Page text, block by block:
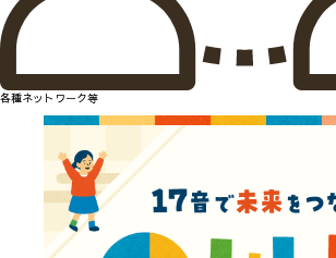
各種ネットワーク等